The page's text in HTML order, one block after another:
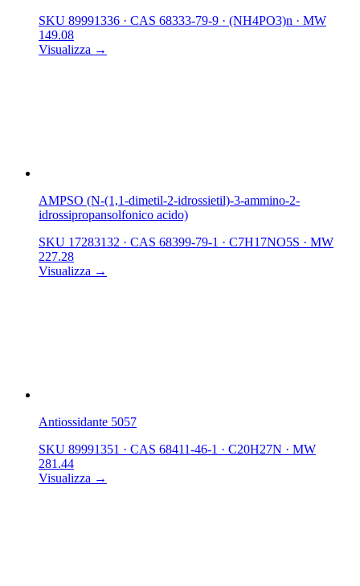
SKU 89991336 · CAS 68333-79-9 · (NH4PO3)n · MW
149.08
Visualizza →
AMPSO (N-(1,1-dimetil-2-idrossietil)-3-ammino-2-
idrossipropansolfonico acido)
SKU 17283132 · CAS 68399-79-1 · C7H17NO5S · MW
227.28
Visualizza →
Antiossidante 5057
SKU 89991351 · CAS 68411-46-1 · C20H27N · MW
281.44
Visualizza →